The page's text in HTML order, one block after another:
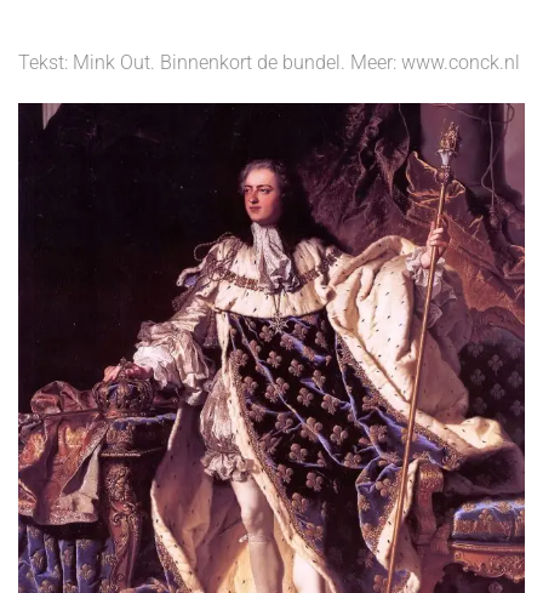
Tekst: Mink Out. Binnenkort de bundel. Meer: www.conck.nl